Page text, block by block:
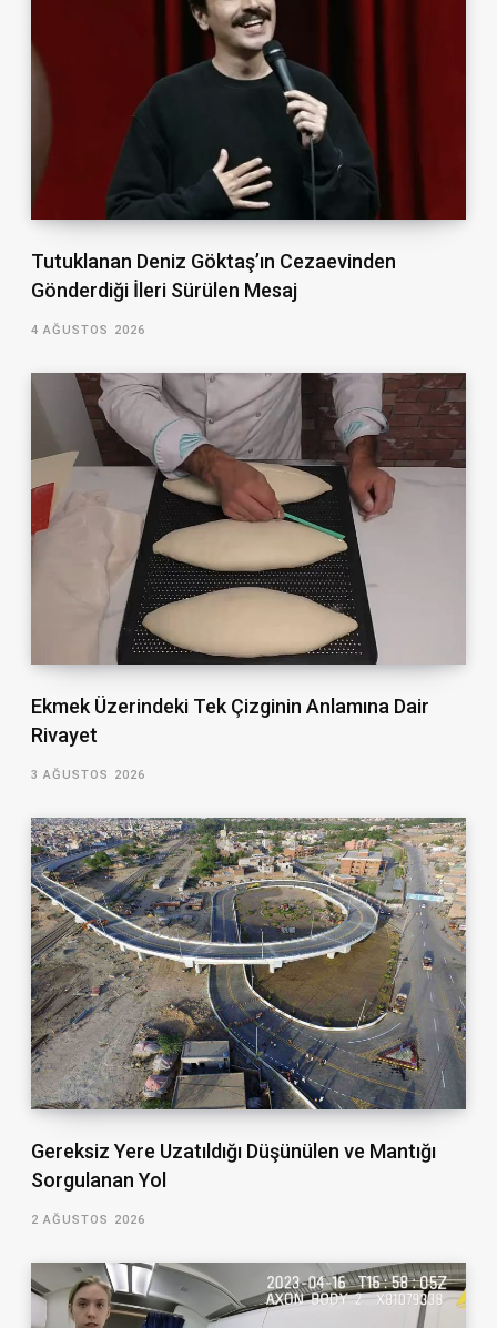
Tutuklanan Deniz Göktaş’ın Cezaevinden
Gönderdiği İleri Sürülen Mesaj
4 AĞUSTOS 2026
Ekmek Üzerindeki Tek Çizginin Anlamına Dair
Rivayet
3 AĞUSTOS 2026
Gereksiz Yere Uzatıldığı Düşünülen ve Mantığı
Sorgulanan Yol
2 AĞUSTOS 2026